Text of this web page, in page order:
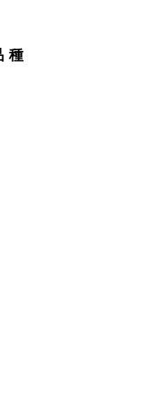
況によっては品種の偏り
、２品種のご用意となる
ります。ご了承くださ
せて頂きますが、11:00
除くプランのご用意とな
をお待ちしております。
木)スタート予定です。
ら”の予約開始となりま
受付はいたしませんので
入人数を増やします。
予約第二弾として受入人
せて頂きます。ご了承下
土).12/31(火)
そのかわり少し変則営業
でご注意ください。
、改めて投稿いたしま
売は12/15(日)にOPENい
てまいりました！
スを増設しました。
るよう努めてまいりま
は販売限定の品種となり
新品種のべにたまをご用
種